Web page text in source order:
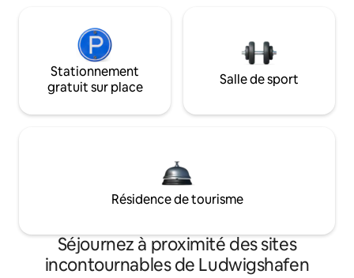
Stationnement
gratuit sur place
Salle de sport
Résidence de tourisme
Séjournez à proximité des sites
incontournables de Ludwigshafen